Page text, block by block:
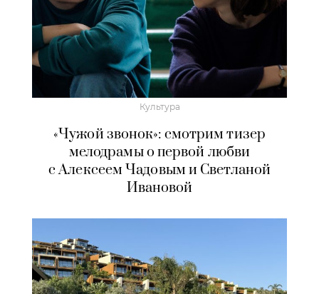
Культура
«Чужой звонок»: смотрим тизер
мелодрамы о первой любви
с Алексеем Чадовым и Светланой
Ивановой